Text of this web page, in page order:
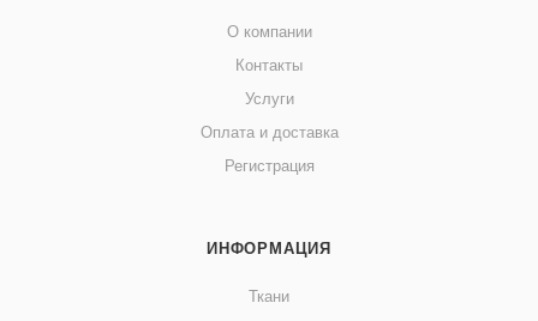
О компании
Контакты
Услуги
Оплата и доставка
Регистрация
ИНФОРМАЦИЯ
Ткани